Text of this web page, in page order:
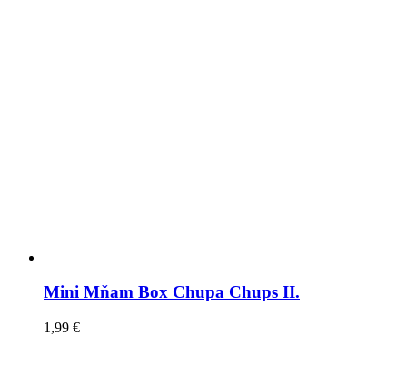
Mini Mňam Box Chupa Chups II.
1,99 €